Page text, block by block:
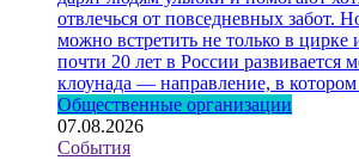
отвлечься от повседневных забот.
можно встретить не только в
почти 20 лет в России развивается
клоунада — направление, в
Общественные организации
07.08.2026
События